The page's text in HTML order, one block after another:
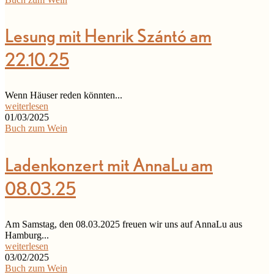
Lesung mit Henrik Szántó am
22.10.25
Wenn Häuser reden könnten...
weiterlesen
01/03/2025
Buch zum Wein
Ladenkonzert mit AnnaLu am
08.03.25
Am Samstag, den 08.03.2025 freuen wir uns auf AnnaLu aus
Hamburg...
weiterlesen
03/02/2025
Buch zum Wein